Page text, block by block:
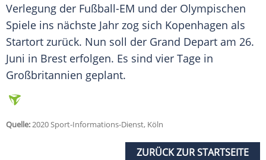
Verlegung der Fußball-EM und der Olympischen
Spiele ins nächste Jahr zog sich Kopenhagen als
Startort zurück. Nun soll der Grand Depart am 26.
Juni in Brest erfolgen. Es sind vier Tage in
Großbritannien geplant.
Quelle:2020 Sport-Informations-Dienst, Köln
ZURÜCK ZUR STARTSEITE